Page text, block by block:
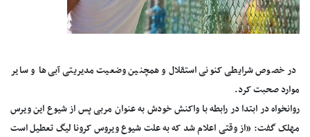
در خصوص شرایطی کنونی استقلال و همچنین وضعیت مدیریتی آبی‌ها و سایر
موارد صحبت کرد.
روانخواه در ابتدا در رابطه با واکنش خودش به عنوان مربی پس از شیوع این ویرس
مهلک گفت: «از وقتی اعلام شد که به علت شیوع ویروس کرونا لیگ تعطیل است